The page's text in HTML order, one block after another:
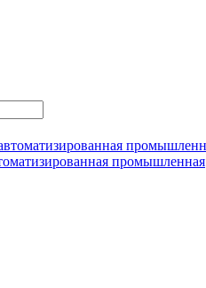
промышленная